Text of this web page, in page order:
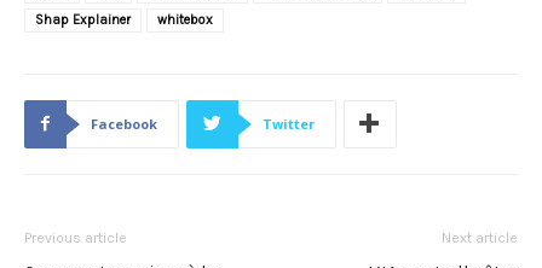
Shap Explainer
whitebox
Facebook Twitter
Previous article Next article